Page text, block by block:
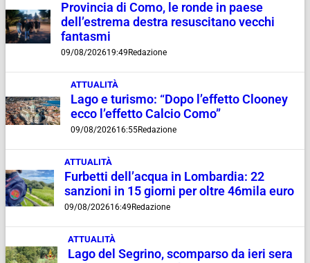
Provincia di Como, le ronde in paese
dell’estrema destra resuscitano vecchi
fantasmi
09/08/202619:49 Redazione
ATTUALITÀ
Lago e turismo: “Dopo l’effetto Clooney
ecco l’effetto Calcio Como”
09/08/202616:55Redazione
ATTUALITÀ
Furbetti dell’acqua in Lombardia: 22
sanzioni in 15 giorni per oltre 46mila euro
09/08/202616:49 Redazione
ATTUALITÀ
Lago del Segrino, scomparso da ieri sera